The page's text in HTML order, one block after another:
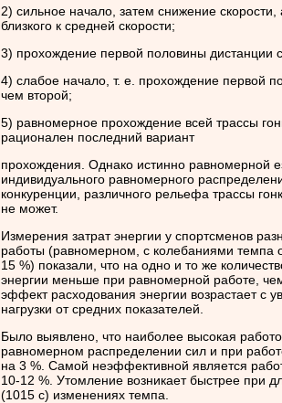
2) сильное начало, затем снижение
близкого к средней скорости;
3) прохождение первой половины дистанции
4) слабое начало, т. е. прохождение первой
чем второй;
5) равномерное прохождение всей трассы
рационален последний вариант
прохождения. Однако истинно равномерной
индивидуального равномерного
конкуренции, различного рельефа трассы
не может.
Измерения затрат энергии у спортсменов
работы (равномерном, с колебаниями темпа
15 %) показали, что на одно и то же
энергии меньше при равномерной работе,
эффект расходования энергии возрастает с
нагрузки от средних показателей.
Было выявлено, что наиболее высокая
равномерном распределении сил и при
на 3 %. Самой неэффективной является
10-12 %. Утомление возникает быстрее при
(1015 с) изменениях темпа.